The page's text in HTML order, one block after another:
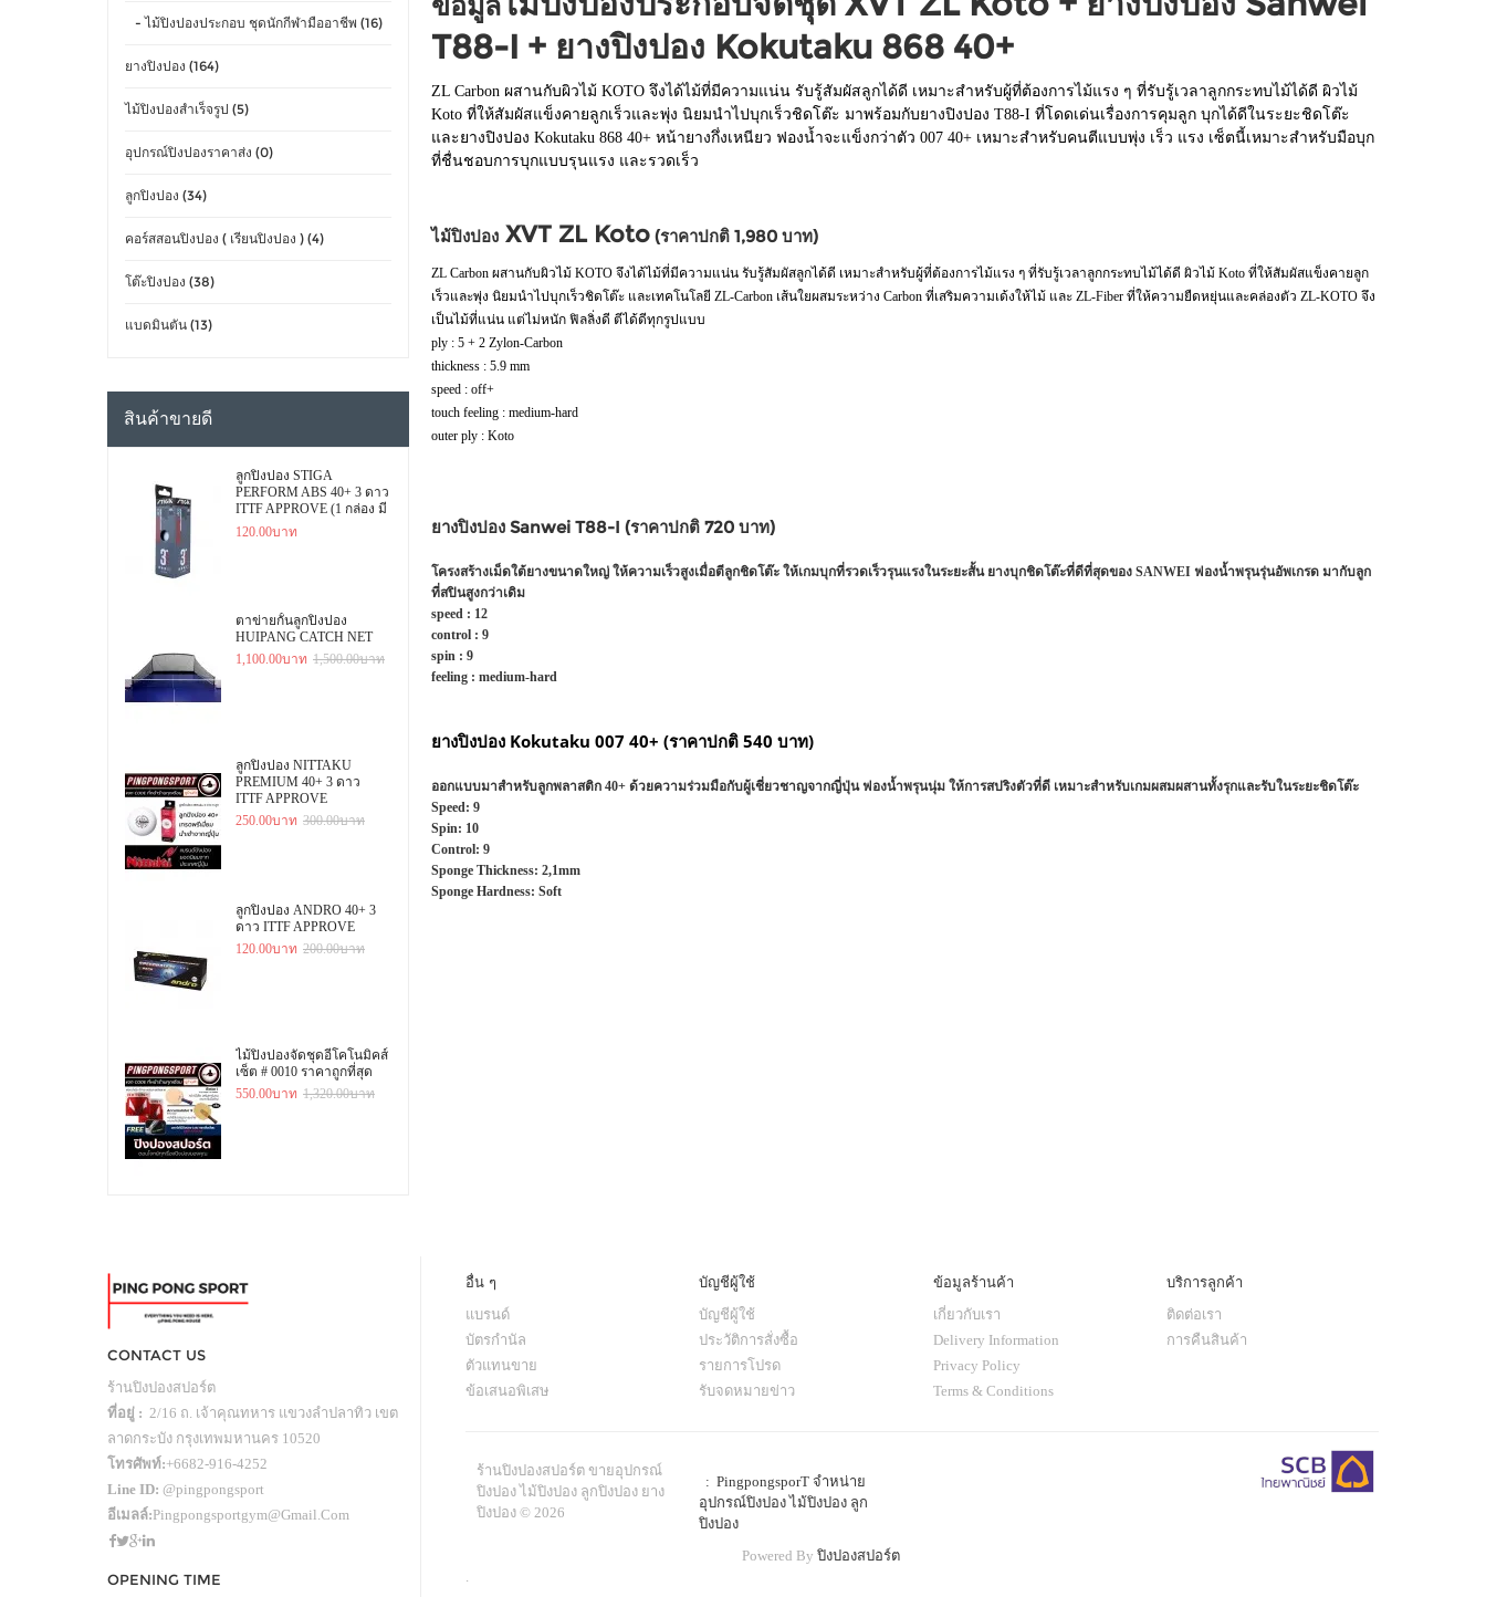
- ไม้ปิงปองประกอบ ชุดนักกีฬามืออาชีพ (16)
ยางปิงปอง (164)
ไม้ปิงปองสำเร็จรูป (5)
อุปกรณ์ปิงปองราคาส่ง (0)
ลูกปิงปอง (34)
คอร์สสอนปิงปอง ( เรียนปิงปอง ) (4)
โต๊ะปิงปอง (38)
แบดมินตัน (13)
สินค้าขายดี
ลูกปิงปอง STIGA
PERFORM ABS 40+ 3 ดาว
ITTF APPROVE (1 กล่อง มี
3 ลูก)
120.00บาท
ตาข่ายกั้นลูกปิงปอง
HUIPANG CATCH NET
1,100.00บาท 1,500.00บาท
ลูกปิงปอง NITTAKU
PREMIUM 40+ 3 ดาว
ITTF APPROVE
250.00บาท 300.00บาท
ลูกปิงปอง ANDRO 40+ 3
ดาว ITTF APPROVE
120.00บาท 200.00บาท
ไม้ปิงปองจัดชุดอีโคโนมิคส์
เซ็ต # 0010 ราคาถูกที่สุด
550.00บาท 1,320.00บาท
T88-I + ยางปิงปอง Kokutaku 868 40+
ZL Carbon ผสานกับผิวไม้ KOTO จึงได้ไม้ที่มีความแน่น รับรู้สัมผัสลูกได้ดี เหมาะสำหรับผู้ที่ต้องการไม้แรง ๆ ที่รับรู้เวลาลูกกระทบไม้ได้ดี ผิวไม้
Koto ที่ให้สัมผัสแข็งคายลูกเร็วและพุ่ง นิยมนำไปบุกเร็วชิดโต๊ะ มาพร้อมกับยางปิงปอง T88-I ที่โดดเด่นเรื่องการคุมลูก บุกได้ดีในระยะชิดโต๊ะ
และยางปิงปอง Kokutaku 868 40+ หน้ายางกึ่งเหนียว ฟองน้ำจะแข็งกว่าตัว 007 40+ เหมาะสำหรับคนตีแบบพุ่ง เร็ว แรง เซ็ตนี้เหมาะสำหรับมือบุก
ที่ชื่นชอบการบุกแบบรุนแรง และรวดเร็ว
ไม้ปิงปองXVT ZL Koto(ราคาปกติ 1,980 บาท)
ZL Carbon ผสานกับผิวไม้ KOTO จึงได้ไม้ที่มีความแน่น รับรู้สัมผัสลูกได้ดี เหมาะสำหรับผู้ที่ต้องการไม้แรง ๆ ที่รับรู้เวลาลูกกระทบไม้ได้ดี ผิวไม้ Koto ที่ให้สัมผัสแข็งคายลูก
เร็วและพุ่ง นิยมนำไปบุกเร็วชิดโต๊ะ และเทคโนโลยี ZL-Carbon เส้นใยผสมระหว่าง Carbon ที่เสริมความเด้งให้ไม้ และ ZL-Fiber ที่ให้ความยืดหยุ่นและคล่องตัว ZL-KOTO จึง
เป็นไม้ที่แน่น แต่ไม่หนัก ฟิลลิ่งดี ตีได้ดีทุกรูปแบบ
ply : 5 + 2 Zylon-Carbon
thickness : 5.9 mm
speed : off+
touch feeling : medium-hard
outer ply : Koto
ยางปิงปอง Sanwei T88-I (ราคาปกติ 720 บาท)
โครงสร้างเม็ดใต้ยางขนาดใหญ่ ให้ความเร็วสูงเมื่อตีลูกชิดโต๊ะ ให้เกมบุกที่รวดเร็วรุนแรงในระยะสั้น ยางบุกชิดโต๊ะที่ดีที่สุดของ SANWEI ฟองน้ำพรุนรุ่นอัพเกรด มากับลูก
ที่สปินสูงกว่าเดิม
speed : 12
control : 9
spin : 9
feeling : medium-hard
ยางปิงปอง Kokutaku 007 40+ (ราคาปกติ 540 บาท)
ออกแบบมาสำหรับลูกพลาสติก 40+ ด้วยความร่วมมือกับผู้เชี่ยวชาญจากญี่ปุ่น ฟองน้ำพรุนนุ่ม ให้การสปริงตัวที่ดี เหมาะสำหรับเกมผสมผสานทั้งรุกและรับในระยะชิดโต๊ะ
Speed: 9
Spin: 10
Control: 9
Sponge Thickness: 2,1mm
Sponge Hardness: Soft
CONTACT US
ร้านปิงปองสปอร์ต
ที่อยู่ : 2/16 ถ. เจ้าคุณทหาร แขวงลำปลาทิว เขต
ลาดกระบัง กรุงเทพมหานคร 10520
โทรศัพท์:+6682-916-4252
Line ID: @pingpongsport
อีเมลล์:Pingpongsportgym@gmail.com
OPENING TIME
อื่น ๆ
แบรนด์
บัตรกำนัล
ตัวแทนขาย
ข้อเสนอพิเสษ
บัญชีผู้ใช้
บัญชีผู้ใช้
ประวัติการสั่งซื้อ
รายการโปรด
รับจดหมายข่าว
ข้อมูลร้านค้า
เกี่ยวกับเรา
Delivery Information
Privacy Policy
Terms & Conditions
บริการลูกค้า
ติดต่อเรา
การคืนสินค้า
ร้านปิงปองสปอร์ต ขายอุปกรณ์
ปิงปอง ไม้ปิงปอง ลูกปิงปอง ยาง
ปิงปอง © 2026
: PingpongsporT จำหน่าย
อุปกรณ์ปิงปอง ไม้ปิงปอง ลูก
ปิงปอง
Powered By ปิงปองสปอร์ต
.